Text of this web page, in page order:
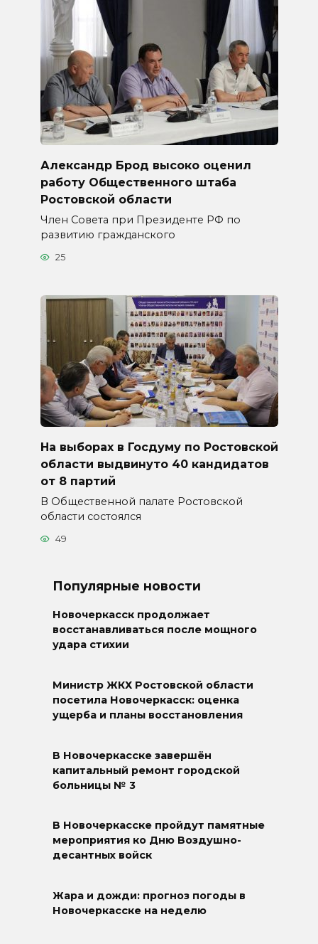
Александр Брод высоко оценил
работу Общественного штаба
Ростовской области
Член Совета при Президенте РФ по
развитию гражданского
25
На выборах в Госдуму по Ростовской
области выдвинуто 40 кандидатов
от 8 партий
В Общественной палате Ростовской
области состоялся
49
Популярные новости
Новочеркасск продолжает
восстанавливаться после мощного
удара стихии
Министр ЖКХ Ростовской области
посетила Новочеркасск: оценка
ущерба и планы восстановления
В Новочеркасске завершён
капитальный ремонт городской
больницы № 3
В Новочеркасске пройдут памятные
мероприятия ко Дню Воздушно-
десантных войск
Жара и дожди: прогноз погоды в
Новочеркасске на неделю